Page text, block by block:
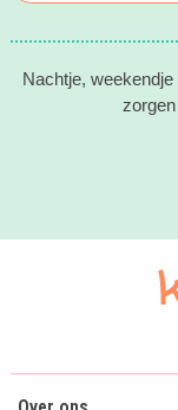
Nachtje,